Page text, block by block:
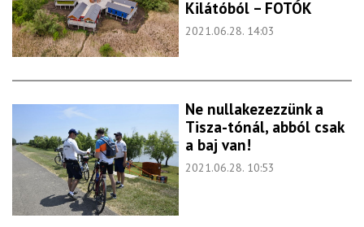
Kilátóból – FOTÓK
2021.06.28. 14:03
Ne nullakezezzünk a
Tisza-tónál, abból csak
a baj van!
2021.06.28. 10:53